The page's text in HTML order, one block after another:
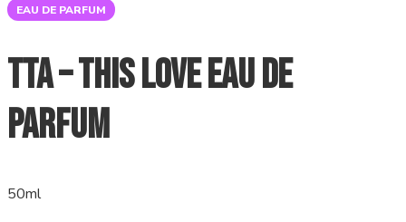
EAU DE PARFUM
TTA – This Love Eau de
Parfum
50ml